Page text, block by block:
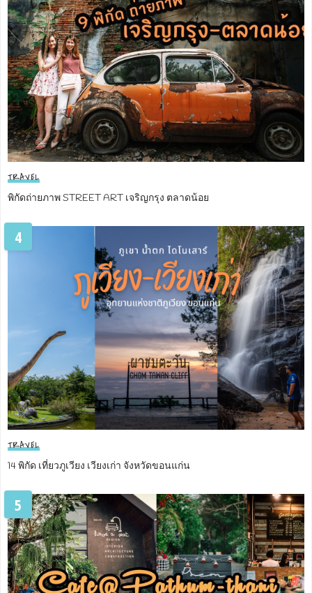
TRAVEL
พิกัดถ่ายภาพ STREET ART เจริญกรุง ตลาดน้อย
4
TRAVEL
14 พิกัด เที่ยวภูเวียง เวียงเก่า จังหวัดขอนแก่น
5